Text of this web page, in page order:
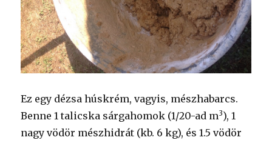
Ez egy dézsa húskrém, vagyis, mészhabarcs.
Benne 1 talicska sárgahomok (1/20-ad m3), 1
nagy vödör mészhidrát (kb. 6 kg), és 1.5 vödör